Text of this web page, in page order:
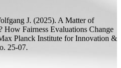
J. (2025). A Matter of
Fairness Evaluations Change
Planck Institute for Innovation &
25-07.